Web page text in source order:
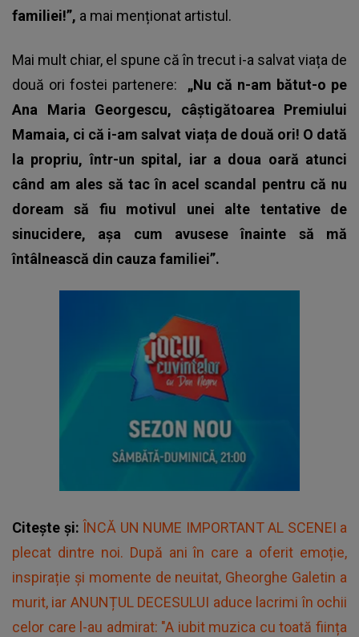
familiei!”, a mai menționat artistul.
Mai mult chiar, el spune că în trecut i-a salvat viața de
două ori fostei partenere: „Nu că n-am bătut-o pe
Ana Maria Georgescu, câștigătoarea Premiului
Mamaia, ci că i-am salvat viața de două ori! O dată
la propriu, într-un spital, iar a doua oară atunci
când am ales să tac în acel scandal pentru că nu
doream să fiu motivul unei alte tentative de
sinucidere, așa cum avusese înainte să mă
întâlnească din cauza familiei”.
Citește și: ÎNCĂ UN NUME IMPORTANT AL SCENEI a
plecat dintre noi. După ani în care a oferit emoție,
inspirație și momente de neuitat, Gheorghe Galetin a
murit, iar ANUNȚUL DECESULUI aduce lacrimi în ochii
celor care l-au admirat: "A iubit muzica cu toată ființa